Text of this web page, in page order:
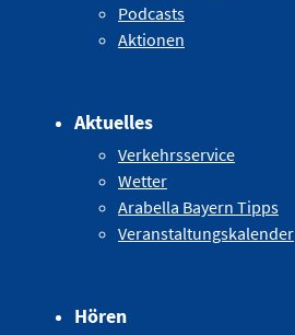
Podcasts
Aktionen
Aktuelles
Verkehrsservice
Wetter
Arabella Bayern Tipps
Veranstaltungskalender
Hören